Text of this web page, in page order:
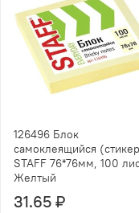
126496 Блок
самоклеящийся
STAFF 76*76мм, 100
Желтый
31.65 ₽